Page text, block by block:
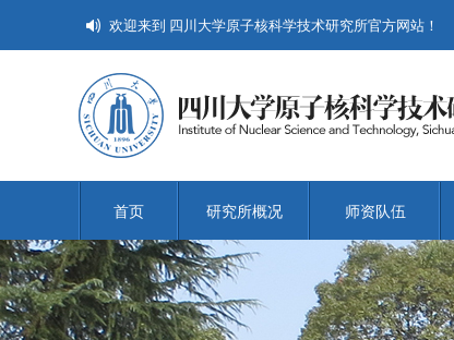
欢迎来到 四川大学原子核科学技术研究所官方网站！
首页 研究所概况 师资队伍